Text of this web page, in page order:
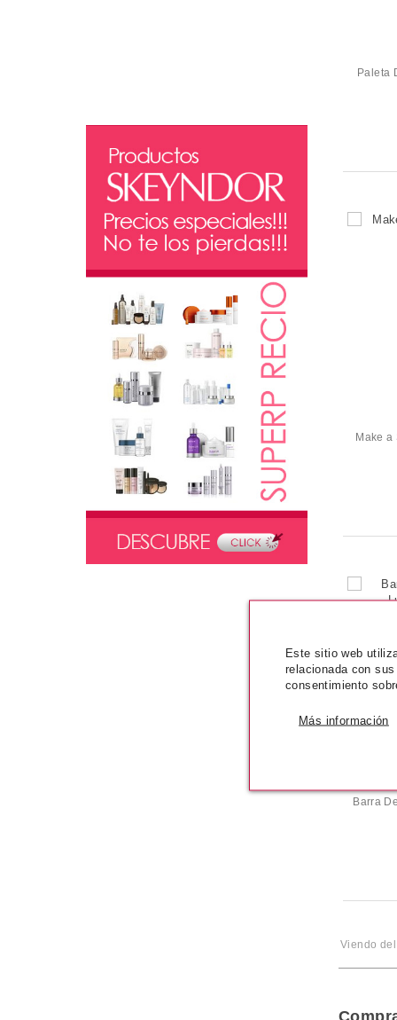
Labial Líquido Kiss Cushion Lip Tint
Uñas
Esmalte De Uñas
Colorete
Colorete En Polvo
Correctores
White
Polvos
Paleta De Maquillaje Compact
Perfumes mujer
White
Colorete En Polvo
Colorstay Delineador De Ojos Líquido
Delineador De Ojos Automático
Colorstay
Paleta De Maquillaje Compact
Barra De Labios Super Lustrous
Lipgloss
Esmalte De Uñas
Paleta
Make a
Barra
Viendo
Este sitio web
relacionada con
consentimiento
Más información